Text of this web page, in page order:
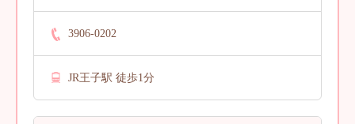
3906-0202
JR王子駅 徒歩1分